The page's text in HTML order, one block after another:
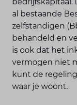
al bestaande
zelfstandigen
behandeld en
is ook dat het
vermogen niet
kunt de
waar je woont.